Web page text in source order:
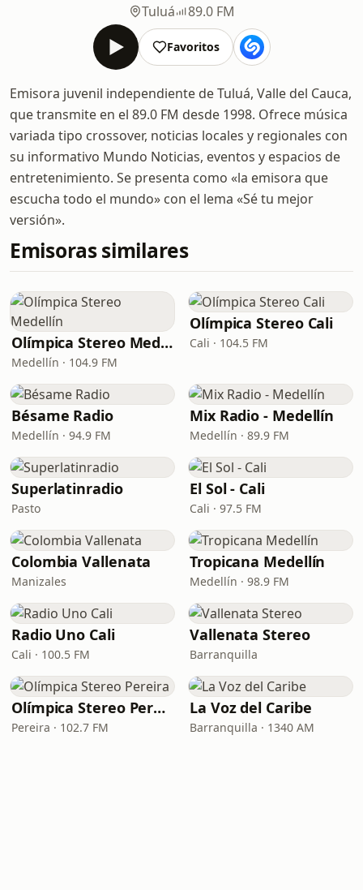
Tuluá
89.0 FM
Favoritos
Emisora juvenil independiente de Tuluá, Valle del Cauca,
que transmite en el 89.0 FM desde 1998. Ofrece música
variada tipo crossover, noticias locales y regionales con
su informativo Mundo Noticias, eventos y espacios de
entretenimiento. Se presenta como «la emisora que
escucha todo el mundo» con el lema «Sé tu mejor
versión».
Emisoras similares
Olímpica Stereo Medellín
Medellín · 104.9 FM
Olímpica Stereo Cali
Cali · 104.5 FM
Bésame Radio
Medellín · 94.9 FM
Mix Radio - Medellín
Medellín · 89.9 FM
Superlatinradio
Pasto
El Sol - Cali
Cali · 97.5 FM
Colombia Vallenata
Manizales
Tropicana Medellín
Medellín · 98.9 FM
Radio Uno Cali
Cali · 100.5 FM
Vallenata Stereo
Barranquilla
Olímpica Stereo Pereira
Pereira · 102.7 FM
La Voz del Caribe
Barranquilla · 1340 AM